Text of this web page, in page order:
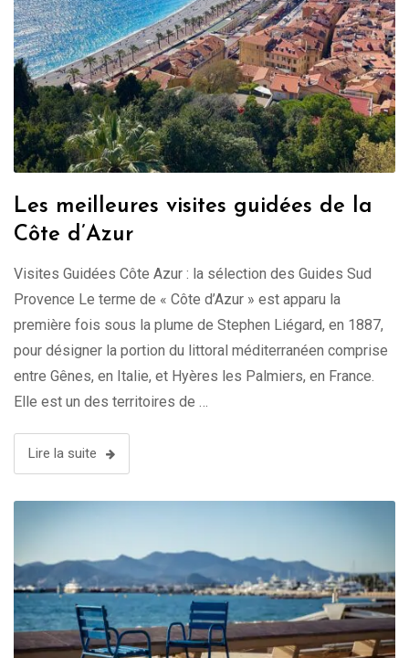
Les meilleures visites guidées de la
Côte d’Azur
Visites Guidées Côte Azur : la sélection des Guides Sud
Provence Le terme de « Côte d’Azur » est apparu la
première fois sous la plume de Stephen Liégard, en 1887,
pour désigner la portion du littoral méditerranéen comprise
entre Gênes, en Italie, et Hyères les Palmiers, en France.
Elle est un des territoires de …
Lire la suite